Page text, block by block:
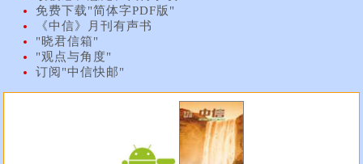
免费下载"简体字PDF版"
《中信》月刊有声书
"晓君信箱"
"观点与角度"
订阅"中信快邮"